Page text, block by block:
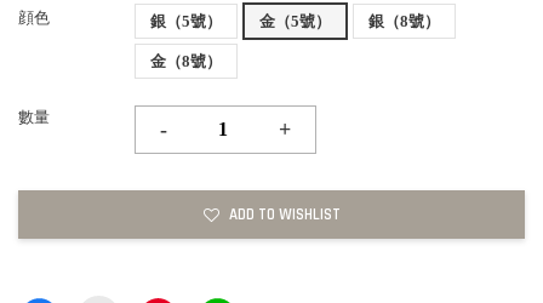
顔色 銀（5號） 金（5號） 銀（8號）
金（8號）
數量
- +
ADD TO WISHLIST